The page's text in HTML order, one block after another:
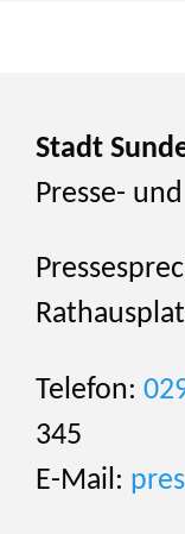
Stadt
Presse-
Telefon:
345
E-Mail: